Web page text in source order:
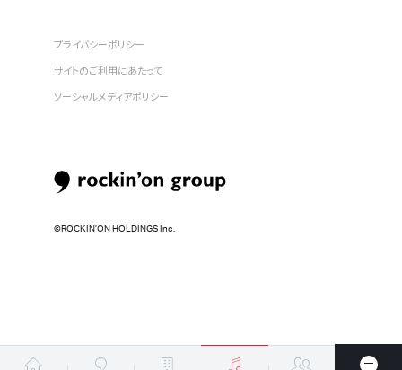
プライバシーポリシー
サイトのご利用にあたって
ソーシャルメディアポリシー
©︎ROCKIN’ON HOLDINGS Inc.